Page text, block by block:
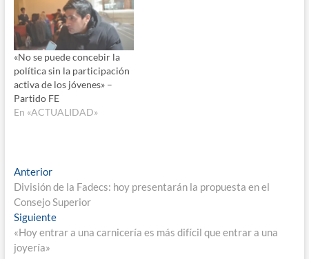
«No se puede concebir la
política sin la participación
activa de los jóvenes» –
Partido FE
En «ACTUALIDAD»
Navegación
de
entradas
AnteriorEntrada
anterior:
División de la Fadecs: hoy presentarán la propuesta en el
Consejo Superior
SiguienteEntrada
siguiente:
«Hoy entrar a una carnicería es más difícil que entrar a una
joyería»